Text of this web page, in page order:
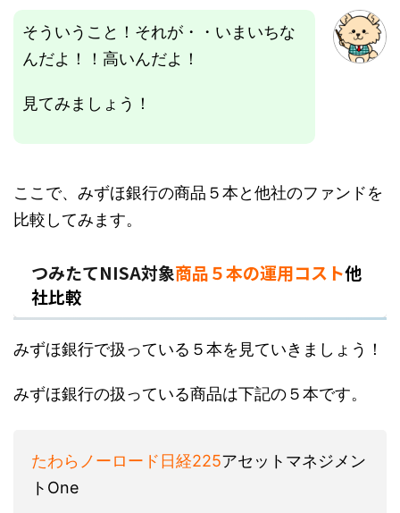
そういうこと！それが・・いまいちな
んだよ！！高いんだよ！
見てみましょう！
ここで、みずほ銀行の商品５本と他社のファンドを
比較してみます。
つみたてNISA対象商品５本の運用コスト他
社比較
みずほ銀行で扱っている５本を見ていきましょう！
みずほ銀行の扱っている商品は下記の５本です。
たわらノーロード日経225アセットマネジメン
トOne